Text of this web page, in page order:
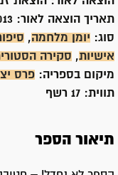
תאריך הוצאה לאור:
סוג: יומן מלחמה,
אישיות, סקירה
מיקום בספריה: פרס
תווית: 17 רשף
תיאור הספר